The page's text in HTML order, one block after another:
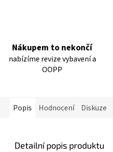
Nákupem to nekončí
nabízíme revize vybavení a
OOPP
Popis Hodnocení Diskuze
Detailní popis produktu